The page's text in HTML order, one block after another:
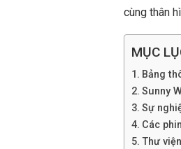
cùng thân
MỤC
Bảng
Sunny
Sự
Các
Thư